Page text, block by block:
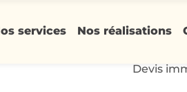
services Nos réalisations
Devis